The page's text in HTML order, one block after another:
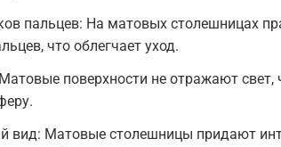
пальцев: На матовых столешницах
что облегчает уход.
поверхности не отражают свет,
вид: Матовые столешницы придают